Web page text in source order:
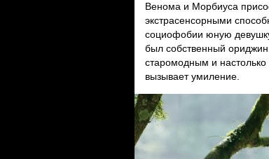
Венома и Морбиуса
экстрасенсорными
социофобии юную
был собственный
старомодным и
вызывает умиление.